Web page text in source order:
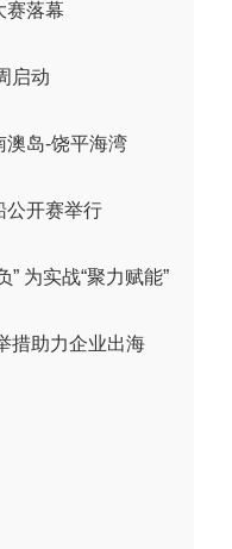
赛落幕
启动
澳岛-饶平海湾
公开赛举行
为实战“聚力赋能”
措助力企业出海